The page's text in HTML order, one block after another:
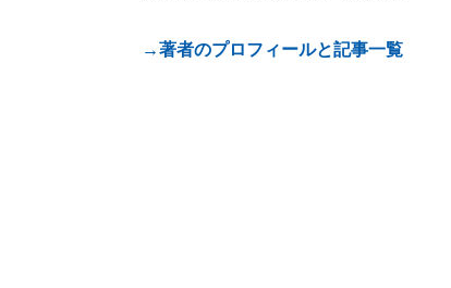
→著者のプロフィールと記事一覧